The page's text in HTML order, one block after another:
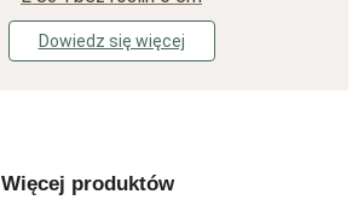
Dowiedz się więcej
Więcej produktów